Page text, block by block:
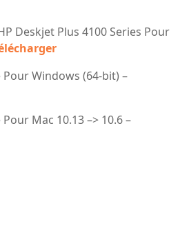
Deskjet Plus 4100 Series Pour
Windows (64-bit) –
Mac 10.13 –> 10.6 –